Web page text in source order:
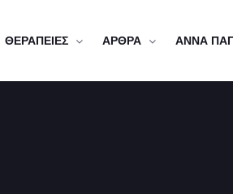
ΘΕΡΑΠΕΙΕΣ ΑΡΘΡΑ ΑΝΝΑ